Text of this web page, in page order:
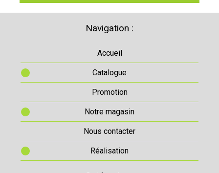
Navigation :
Accueil
Catalogue
Promotion
Notre magasin
Nous contacter
Réalisation